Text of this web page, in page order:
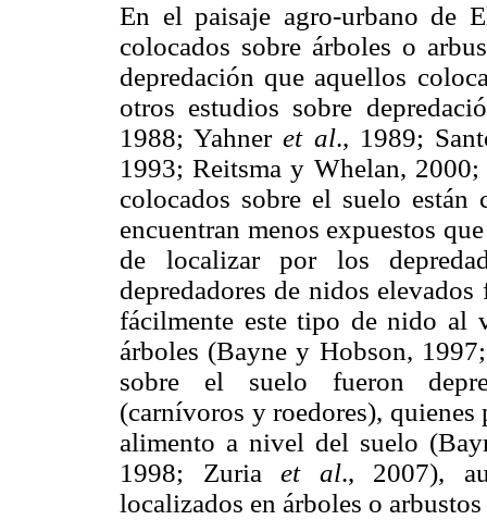
En el paisaje agro-urbano de
colocados sobre árboles o
depredación que aquellos
otros estudios sobre
1988; Yahneret al., 1989;
1993; Reitsma y Whelan,
colocados sobre el suelo están
encuentran menos expuestos
de localizar por los
depredadores de nidos
fácilmente este tipo de nido al
árboles (Bayne y Hobson,
sobre el suelo fueron
(carnívoros y roedores),
alimento a nivel del suelo
1998; Zuriaet al., 2007),
localizados en árboles o